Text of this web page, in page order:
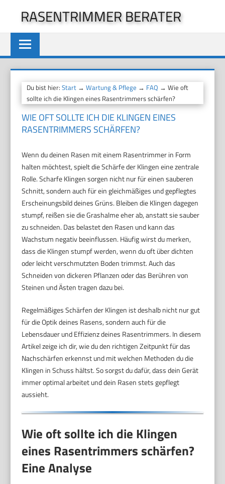
springen
RASENTRIMMER BERATER
Du bist hier:Start →Wartung & Pflege → FAQ → Wie oft
sollte ich die Klingen eines Rasentrimmers schärfen?
WIE OFT SOLLTE ICH DIE KLINGEN EINES
RASENTRIMMERS SCHÄRFEN?
Wenn du deinen Rasen mit einem Rasentrimmer in Form
halten möchtest, spielt die Schärfe der Klingen eine zentrale
Rolle. Scharfe Klingen sorgen nicht nur für einen sauberen
Schnitt, sondern auch für ein gleichmäßiges und gepflegtes
Erscheinungsbild deines Grüns. Bleiben die Klingen dagegen
stumpf, reißen sie die Grashalme eher ab, anstatt sie sauber
zu schneiden. Das belastet den Rasen und kann das
Wachstum negativ beeinflussen. Häufig wirst du merken,
dass die Klingen stumpf werden, wenn du oft über dichten
oder leicht verschmutzten Boden trimmst. Auch das
Schneiden von dickeren Pflanzen oder das Berühren von
Steinen und Ästen tragen dazu bei.
Regelmäßiges Schärfen der Klingen ist deshalb nicht nur gut
für die Optik deines Rasens, sondern auch für die
Lebensdauer und Effizienz deines Rasentrimmers. In diesem
Artikel zeige ich dir, wie du den richtigen Zeitpunkt für das
Nachschärfen erkennst und mit welchen Methoden du die
Klingen in Schuss hältst. So sorgst du dafür, dass dein Gerät
immer optimal arbeitet und dein Rasen stets gepflegt
aussieht.
Wie oft sollte ich die Klingen
eines Rasentrimmers schärfen?
Eine Analyse